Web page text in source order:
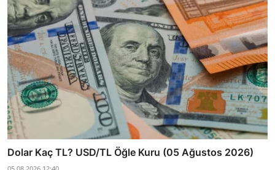
Dolar Kaç TL? USD/TL Öğle Kuru (05 Ağustos 2026)